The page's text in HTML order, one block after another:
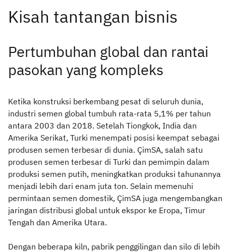
Pertumbuhan global dan rantai
pasokan yang kompleks
Ketika konstruksi berkembang pesat di seluruh dunia,
industri semen global tumbuh rata-rata 5,1% per tahun
antara 2003 dan 2018. Setelah Tiongkok, India dan
Amerika Serikat, Turki menempati posisi keempat sebagai
produsen semen terbesar di dunia. ÇimSA, salah satu
produsen semen terbesar di Turki dan pemimpin dalam
produksi semen putih, meningkatkan produksi tahunannya
menjadi lebih dari enam juta ton. Selain memenuhi
permintaan semen domestik, ÇimSA juga mengembangkan
jaringan distribusi global untuk ekspor ke Eropa, Timur
Tengah dan Amerika Utara.
Dengan beberapa kiln, pabrik penggilingan dan silo di lebih